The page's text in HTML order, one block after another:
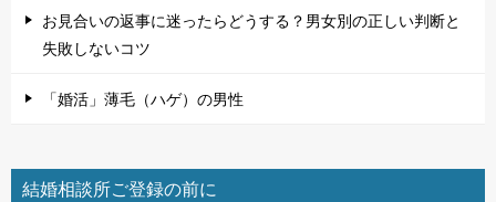
お見合いの返事に迷ったらどうする？男女別の正しい判断と
失敗しないコツ
「婚活」薄毛（ハゲ）の男性
結婚相談所ご登録の前に